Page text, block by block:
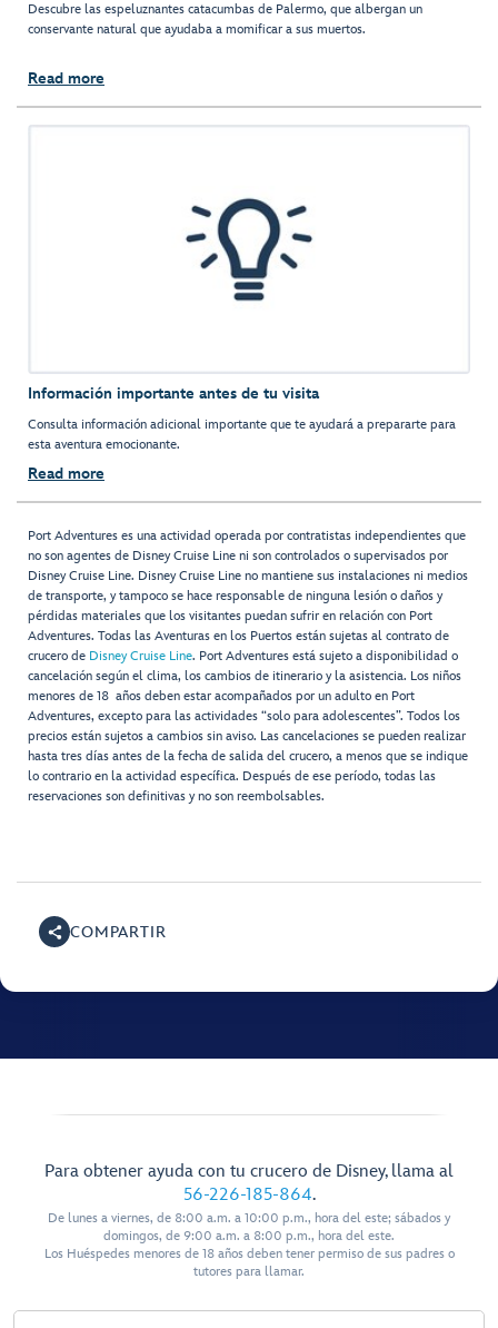
Descubre las espeluznantes catacumbas de Palermo, que albergan un
conservante natural que ayudaba a momificar a sus muertos.
Read more
Información importante antes de tu visita
Consulta información adicional importante que te ayudará a prepararte para
esta aventura emocionante.
Read more
Port Adventures es una actividad operada por contratistas independientes que
no son agentes de Disney Cruise Line ni son controlados o supervisados por
Disney Cruise Line. Disney Cruise Line no mantiene sus instalaciones ni medios
de transporte, y tampoco se hace responsable de ninguna lesión o daños y
pérdidas materiales que los visitantes puedan sufrir en relación con Port
Adventures. Todas las Aventuras en los Puertos están sujetas al contrato de
crucero de Disney Cruise Line. Port Adventures está sujeto a disponibilidad o
cancelación según el clima, los cambios de itinerario y la asistencia. Los niños
menores de 18 años deben estar acompañados por un adulto en Port
Adventures, excepto para las actividades “solo para adolescentes”. Todos los
precios están sujetos a cambios sin aviso. Las cancelaciones se pueden realizar
hasta tres días antes de la fecha de salida del crucero, a menos que se indique
lo contrario en la actividad específica. Después de ese período, todas las
reservaciones son definitivas y no son reembolsables.
COMPARTIR
Para obtener ayuda con tu crucero de Disney, llama al
56-226-185-864.
De lunes a viernes, de 8:00 a.m. a 10:00 p.m., hora del este; sábados y
domingos, de 9:00 a.m. a 8:00 p.m., hora del este.
Los Huéspedes menores de 18 años deben tener permiso de sus padres o
tutores para llamar.